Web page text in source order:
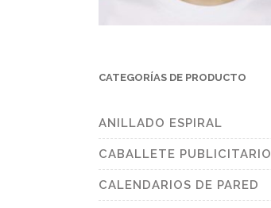
CATEGORÍAS DE PRODUCTO
ANILLADO ESPIRAL
CABALLETE PUBLICITARIO
CALENDARIOS DE PARED